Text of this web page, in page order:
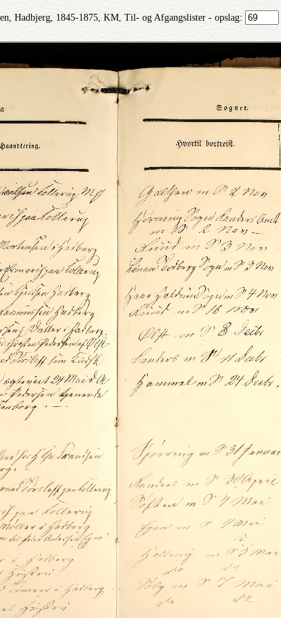
Hadbjerg, 1845-1875, KM, Til- og Afgangslister - opslag: